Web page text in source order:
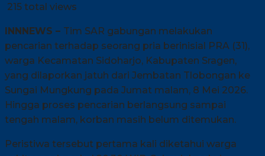
215 total views
INNNEWS – Tim SAR gabungan melakukan
pencarian terhadap seorang pria berinisial PRA (31),
warga Kecamatan Sidoharjo, Kabupaten Sragen,
yang dilaporkan jatuh dari Jembatan Tlobongan ke
Sungai Mungkung pada Jumat malam, 8 Mei 2026.
Hingga proses pencarian berlangsung sampai
tengah malam, korban masih belum ditemukan.
Peristiwa tersebut pertama kali diketahui warga